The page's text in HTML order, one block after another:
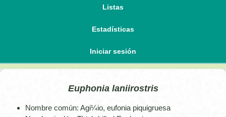
Listas
Estadísticas
Iniciar sesión
Euphonia laniirostris
Nombre común: Agi¼io, eufonia piquigruesa